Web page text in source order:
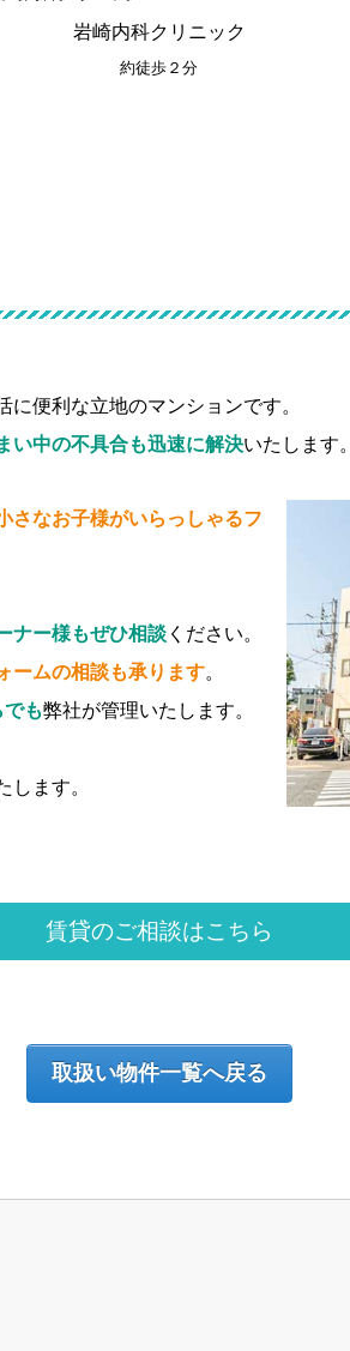
岩崎内科クリニック
約徒歩２分
に便利な立地のマンションです。
い中の不具合も迅速に解決いたします。
さなお子様がいらっしゃるフ
ナー様もぜひ相談 ください。
ームの相談も承ります。
も弊社が管理いたします。
します。
賃貸のご相談はこちら
取扱い物件一覧へ戻る